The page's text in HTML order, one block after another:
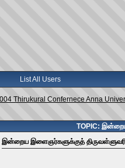
List All Users
Thirukural Confernece Anna
TOPIC:
இன்றைய இளைஞர்களுக்குத்